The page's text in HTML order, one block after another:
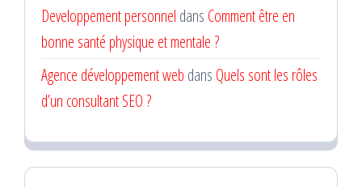
Developpement personnel dans Comment être en
bonne santé physique et mentale ?
Agence développement web dans Quels sont les rôles
d’un consultant SEO ?